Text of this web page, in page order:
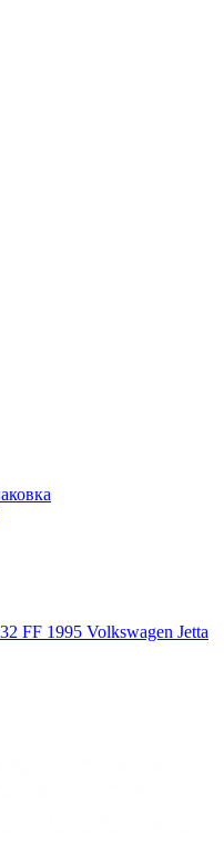
FF 1995 Volkswagen Jetta